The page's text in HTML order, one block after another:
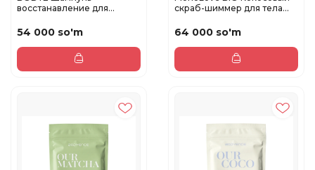
восстанавление для
54 000 so'm
скраб-шиммер для тела
64 000 so'm